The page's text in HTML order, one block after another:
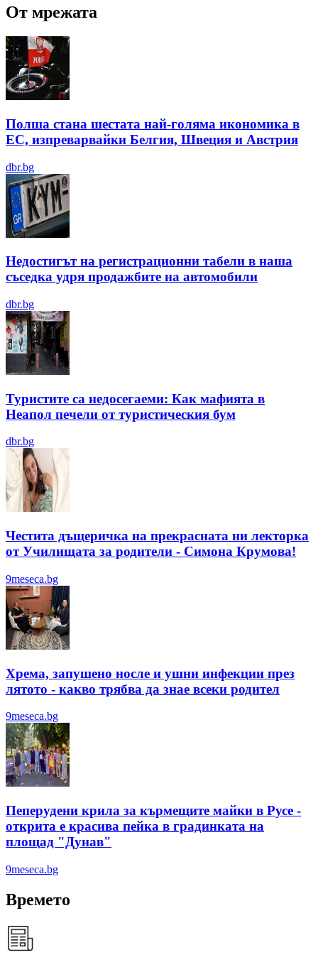
От мрежата
Полша стана шестата най-голяма икономика в
ЕС, изпреварвайки Белгия, Швеция и Австрия
dbr.bg
Недостигът на регистрационни табели в наша
съседка удря продажбите на автомобили
dbr.bg
Туристите са недосегаеми: Как мафията в
Неапол печели от туристическия бум
dbr.bg
Честита дъщеричка на прекрасната ни лекторка
от Училищата за родители - Симона Крумова!
9meseca.bg
Хрема, запушено носле и ушни инфекции през
лятотo - какво трябва да знае всеки родител
9meseca.bg
Пеперудени крила за кърмещите майки в Русе -
открита е красива пейка в градинката на
площад "Дунав"
9meseca.bg
Времето